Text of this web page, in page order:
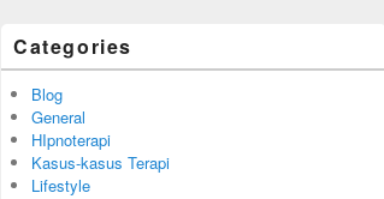
Categories
Blog
General
HIpnoterapi
Kasus-kasus Terapi
Lifestyle